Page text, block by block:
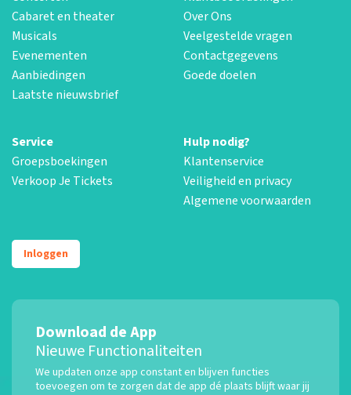
Cabaret en theater
Musicals
Evenementen
Aanbiedingen
Laatste nieuwsbrief
Over Ons
Veelgestelde vragen
Contactgegevens
Goede doelen
Service
Groepsboekingen
Verkoop Je Tickets
Hulp nodig?
Klantenservice
Veiligheid en privacy
Algemene voorwaarden
Inloggen
Download de App
Nieuwe Functionaliteiten
We updaten onze app constant en blijven functies
toevoegen om te zorgen dat de app dé plaats blijft waar jij